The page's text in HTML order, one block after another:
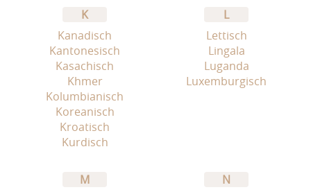
K
Kanadisch
Kantonesisch
Kasachisch
Khmer
Kolumbianisch
Koreanisch
Kroatisch
Kurdisch
L
Lettisch
Lingala
Luganda
Luxemburgisch
M
N